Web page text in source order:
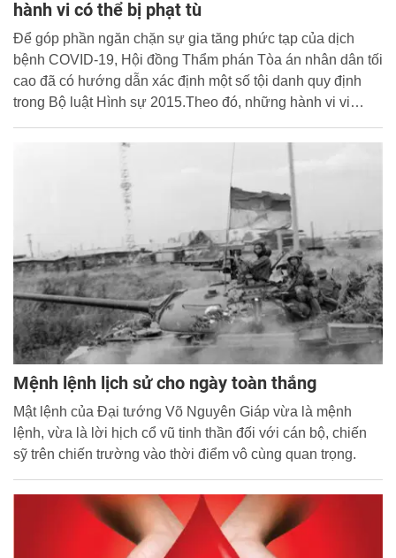
hành vi có thể bị phạt tù
Để góp phần ngăn chặn sự gia tăng phức tạp của dịch
bệnh COVID-19, Hội đồng Thẩm phán Tòa án nhân dân tối
cao đã có hướng dẫn xác định một số tội danh quy định
trong Bộ luật Hình sự 2015.Theo đó, những hành vi vi
COVID-19 như trốn khỏi nơi cách ly, không khai báo y tế
hay khai báo gian dối dẫn tới hậu quả làm lây lan dịch
bệnh… đều là tội phạm và sẽ bị truy cứu trách nhiệm hình
Mệnh lệnh lịch sử cho ngày toàn thắng
Mật lệnh của Đại tướng Võ Nguyên Giáp vừa là mệnh
lệnh, vừa là lời hịch cổ vũ tinh thần đối với cán bộ, chiến
sỹ trên chiến trường vào thời điểm vô cùng quan trọng.